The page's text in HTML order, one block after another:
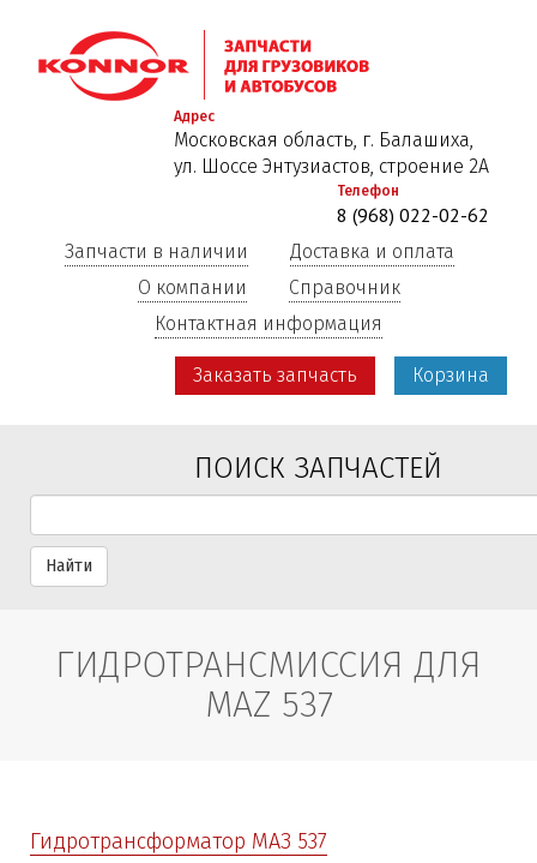
к
основному
Адрес
Московская область, г. Балашиха,
ул. Шоссе Энтузиастов, строение 2А
Телефон
8 (968) 022-02-62
Запчасти в наличии
Доставка и оплата
О компании
Справочник
Контактная информация
Заказать запчасть Корзина
ПОИСК ЗАПЧАСТЕЙ
Найти
ГИДРОТРАНСМИССИЯ ДЛЯ
MAZ 537
Гидротрансформатор МАЗ 537